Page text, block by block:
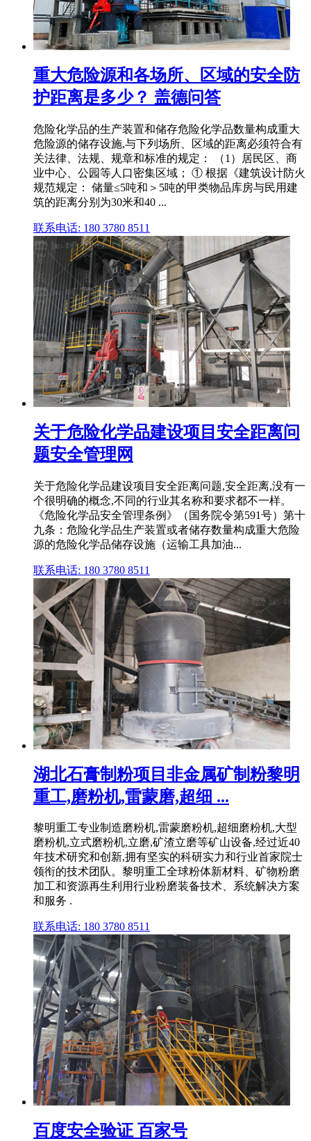
重大危险源和各场所、区域的安全防
护距离是多少？ 盖德问答
危险化学品的生产装置和储存危险化学品数量构成重大
危险源的储存设施,与下列场所、区域的距离必须符合有
关法律、法规、规章和标准的规定： （1）居民区、商
业中心、公园等人口密集区域； ① 根据《建筑设计防火
规范规定： 储量≤5吨和＞5吨的甲类物品库房与民用建
筑的距离分别为30米和40 ...
联系电话: 180 3780 8511
关于危险化学品建设项目安全距离问
题安全管理网
关于危险化学品建设项目安全距离问题,安全距离,没有一
个很明确的概念,不同的行业其名称和要求都不一样。
《危险化学品安全管理条例》（国务院令第591号）第十
九条：危险化学品生产装置或者储存数量构成重大危险
源的危险化学品储存设施（运输工具加油...
联系电话: 180 3780 8511
湖北石膏制粉项目非金属矿制粉黎明
重工,磨粉机,雷蒙磨,超细 ...
黎明重工专业制造磨粉机,雷蒙磨粉机,超细磨粉机,大型
磨粉机,立式磨粉机,立磨,矿渣立磨等矿山设备,经过近40
年技术研究和创新,拥有坚实的科研实力和行业首家院士
领衔的技术团队。黎明重工全球粉体新材料、矿物粉磨
加工和资源再生利用行业粉磨装备技术、系统解决方案
和服务 .
联系电话: 180 3780 8511
百度安全验证 百家号